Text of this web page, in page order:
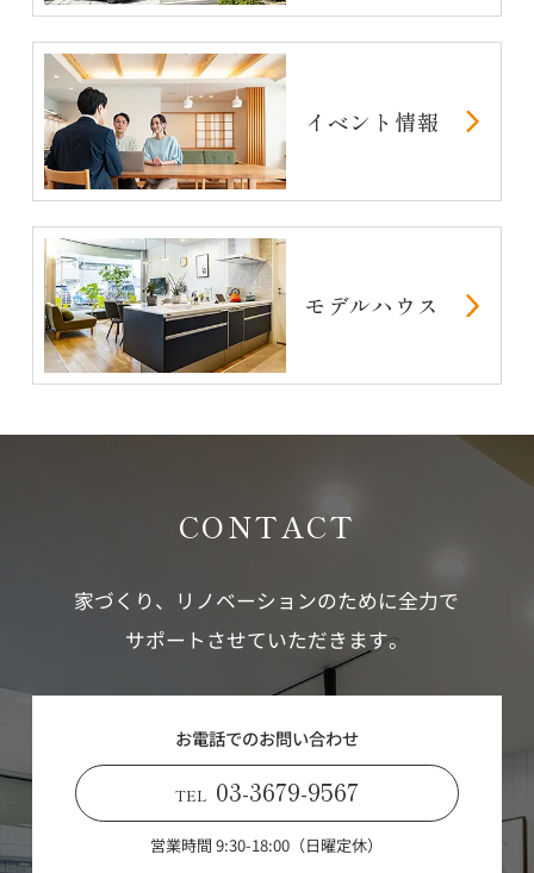
イベント情報
モデルハウス
CONTACT
家づくり、リノベーションのために全力で
サポートさせていただきます。
お電話でのお問い合わせ
TEL 03-3679-9567
営業時間 9:30-18:00（日曜定休）